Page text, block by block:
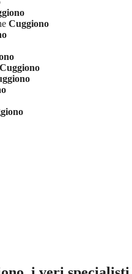
Cuggiono
Cuggiono